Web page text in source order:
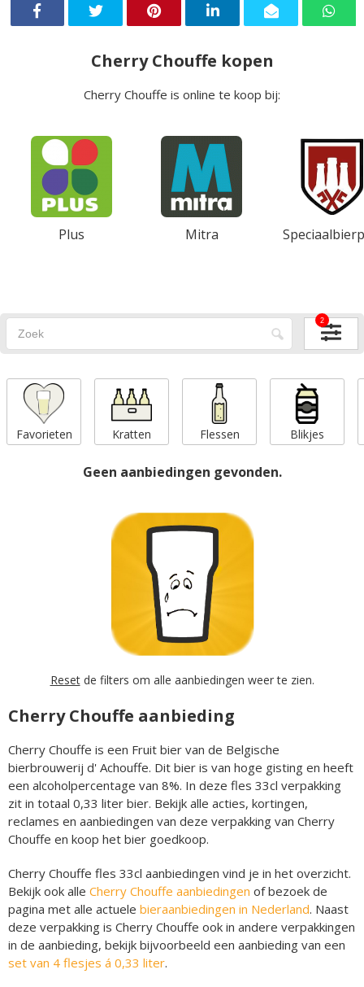
Cherry Chouffe kopen
Cherry Chouffe is online te koop bij:
Plus Mitra
2
Favorieten Kratten Flessen Blikjes
Geen aanbiedingen gevonden.
Resetde filters om alle aanbiedingen weer te zien.
Cherry Chouffe aanbieding
Cherry Chouffe is een Fruit bier van de Belgische
bierbrouwerij d' Achouffe. Dit bier is van hoge gisting en heeft
een alcoholpercentage van 8%. In deze fles 33cl verpakking
zit in totaal 0,33 liter bier. Bekijk alle acties, kortingen,
reclames en aanbiedingen van deze verpakking van Cherry
Chouffe en koop het bier goedkoop.
Cherry Chouffe fles 33cl aanbiedingen vind je in het overzicht.
Bekijk ook alle Cherry Chouffe aanbiedingen of bezoek de
pagina met alle actuele bieraanbiedingen in Nederland. Naast
deze verpakking is Cherry Chouffe ook in andere verpakkingen
in de aanbieding, bekijk bijvoorbeeld een aanbieding van een
set van 4 flesjes á 0,33 liter.